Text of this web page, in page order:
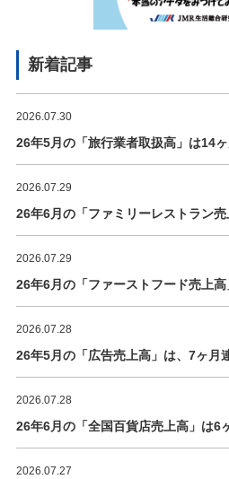
新着記事
2026.07.30
26年5月の「旅行業者取扱高」は14
2026.07.29
26年6月の「ファミリーレストラン
2026.07.29
26年6月の「ファーストフード売上
2026.07.28
26年5月の「広告売上高」は、7ヶ月
2026.07.28
26年6月の「全国百貨店売上高」は6
2026.07.27